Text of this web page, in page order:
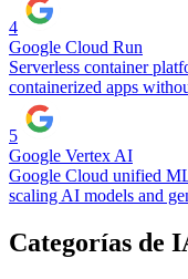
4
Google Cloud Run
Serverless container
containerized apps
5
Google Vertex AI
Google Cloud unified
scaling AI models and
Categorías de